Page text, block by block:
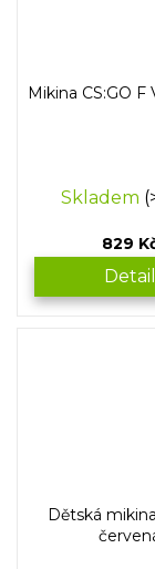
Mikina CS:GO F
Skladem
829
Detail
Dětská